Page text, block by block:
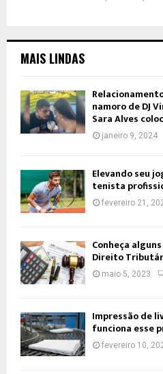
MAIS LINDAS
namoro de DJ
Sara Alves
janeiro 9, 2024
Elevando seu
tenista
fevereiro 21,
Conheça
Direito
maio 5, 2023
Impressão de
funciona esse
fevereiro 10,